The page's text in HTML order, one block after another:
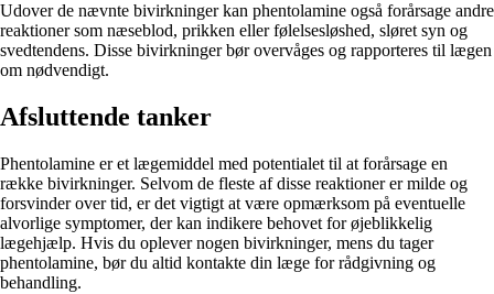
Udover de nævnte bivirkninger kan phentolamine også forårsage andre
reaktioner som næseblod, prikken eller følelsesløshed, sløret syn og
svedtendens. Disse bivirkninger bør overvåges og rapporteres til lægen
om nødvendigt.
Afsluttende tanker
Phentolamine er et lægemiddel med potentialet til at forårsage en
række bivirkninger. Selvom de fleste af disse reaktioner er milde og
forsvinder over tid, er det vigtigt at være opmærksom på eventuelle
alvorlige symptomer, der kan indikere behovet for øjeblikkelig
lægehjælp. Hvis du oplever nogen bivirkninger, mens du tager
phentolamine, bør du altid kontakte din læge for rådgivning og
behandling.